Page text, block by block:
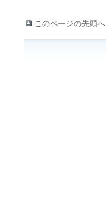
このページの先頭へ